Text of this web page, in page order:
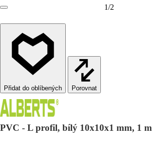
1/2
Porovnat
PVC - L profil, bílý 10x10x1 mm, 1 m